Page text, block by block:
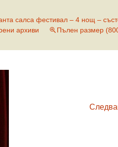
салса фестивал – 4 нощ –
архиви
Пълен размер